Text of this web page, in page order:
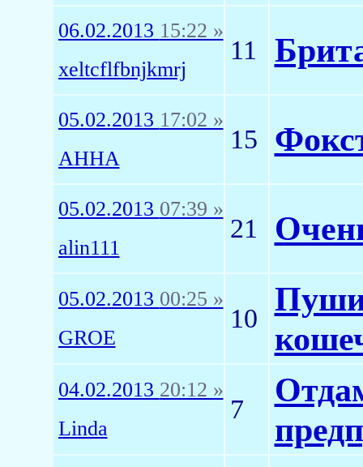
06.02.2013 15:22 »
xeltcflfbnjkmrj
11
05.02.2013 17:02 »
AHHA
15
05.02.2013 07:39 »
alin111
21
05.02.2013 00:25 »
GROE
10
04.02.2013 20:12 »
Linda
7